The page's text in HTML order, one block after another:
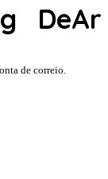
DeAr
de correio.